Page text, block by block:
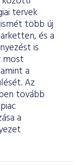
tervek
több új
és a
is
most
a
Az
tovább
a